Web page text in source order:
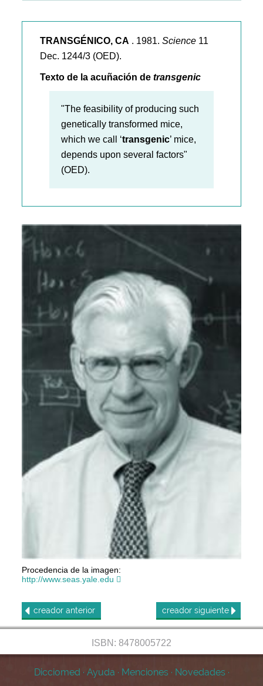
TRANSGÉNICO, CA . 1981.Science 11
Dec. 1244/3 (OED).
Texto de la acuñación detransgenic
"The feasibility of producing such
genetically transformed mice,
which we call ‘transgenic’ mice,
depends upon several factors"
(OED).
Procedencia de la imagen:
http://www.seas.yale.edu
creador anterior creador siguiente
ISBN: 8478005722
Dicciomed · Ayuda · Menciones · Novedades ·